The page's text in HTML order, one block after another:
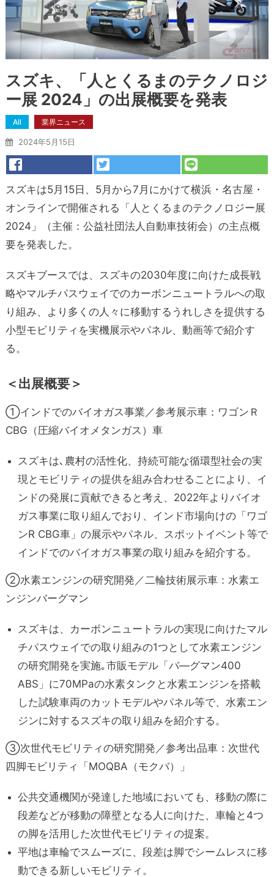
スズキ、「人とくるまのテクノロジ
ー展 2024」の出展概要を発表
All 業界ニュース
2024年5月15日
スズキは5月15日、5月から7月にかけて横浜・名古屋・
オンラインで開催される「人とくるまのテクノロジー展
2024」（主催：公益社団法人自動車技術会）の主点概
要を発表した。
スズキブースでは、スズキの2030年度に向けた成長戦
略やマルチパスウェイでのカーボンニュートラルへの取
り組み、より多くの人々に移動するうれしさを提供する
小型モビリティを実機展示やパネル、動画等で紹介す
る。
＜出展概要＞
①インドでのバイオガス事業／参考展示車：ワゴンＲ
CBG（圧縮バイオメタンガス）車
スズキは､農村の活性化、持続可能な循環型社会の実
現とモビリティの提供を組み合わせることにより、イ
ンドの発展に貢献できると考え、2022年よりバイオ
ガス事業に取り組んでおり、インド市場向けの「ワゴ
ンR CBG車」の展示やパネル、スポットイベント等で
インドでのバイオガス事業の取り組みを紹介する。
②水素エンジンの研究開発／二輪技術展示車：水素エ
ンジンバーグマン
スズキは、カーボンニュートラルの実現に向けたマル
チパスウェイでの取り組みの1つとして水素エンジン
の研究開発を実施｡市販モデル「バ―グマン400
ABS」に70MPaの水素タンクと水素エンジンを搭載
した試験車両のカットモデルやパネル等で、水素エン
ジンに対するスズキの取り組みを紹介する。
③次世代モビリティの研究開発／参考出品車：次世代
四脚モビリティ「MOQBA（モクバ）」
公共交通機関が発達した地域においても、移動の際に
段差などが移動の障壁となる人に向けた、車輪と4つ
の脚を活用した次世代モビリティの提案。
平地は車輪でスムーズに、段差は脚でシームレスに移
動できる新しいモビリティ。